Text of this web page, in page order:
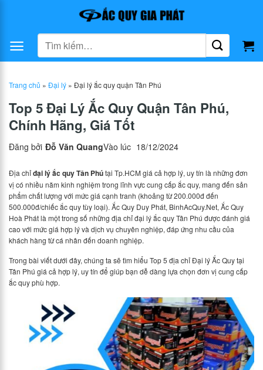
dung
Tìm
kiếm:
Trang chủ » Đại lý » Đại lý ắc quy quận Tân Phú
Top 5 Đại Lý Ắc Quy Quận Tân Phú,
Chính Hãng, Giá Tốt
Đăng bởi Đỗ Văn QuangVào lúc 18/12/2024
Địa chỉđại lý ắc quy Tân Phútại Tp.HCM giá cả hợp lý, uy tín là những đơn
vị có nhiều năm kinh nghiệm trong lĩnh vực cung cấp ắc quy, mang đến sản
phẩm chất lượng với mức giá cạnh tranh (khoảng từ 200.000đ đến
500.000đ/chiếc ắc quy tùy loại). Ắc Quy Duy Phát, BinhAcQuy.Net, Ắc Quy
Hoà Phát là một trong số những địa chỉ đại lý ắc quy Tân Phú được đánh giá
cao với mức giá hợp lý và dịch vụ chuyên nghiệp, đáp ứng nhu cầu của
khách hàng từ cá nhân đến doanh nghiệp.
Trong bài viết dưới đây, chúng ta sẽ tìm hiểu Top 5 địa chỉ Đại lý Ắc Quy tại
Tân Phú giá cả hợp lý, uy tín để giúp bạn dễ dàng lựa chọn đơn vị cung cấp
ắc quy phù hợp.